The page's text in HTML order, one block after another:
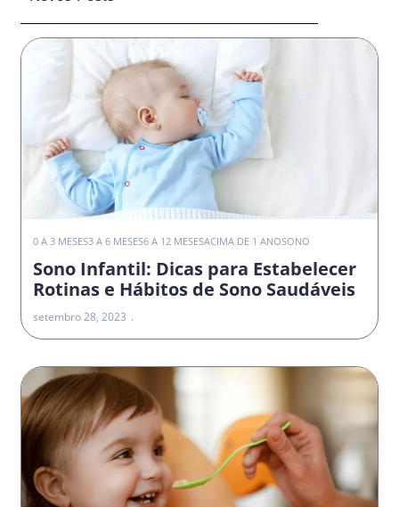
0 A 3 MESES3 A 6 MESES6 A 12 MESESACIMA DE 1 ANOSONO
Sono Infantil: Dicas para Estabelecer
Rotinas e Hábitos de Sono Saudáveis
setembro 28, 2023